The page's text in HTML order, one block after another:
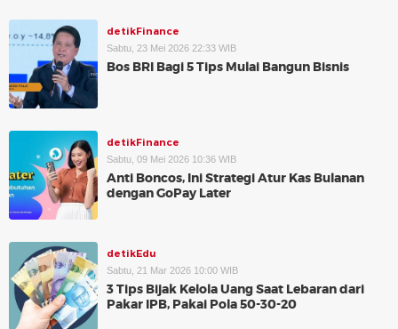
detikFinance
Sabtu, 23 Mei 2026 22:33 WIB
Bos BRI Bagi 5 Tips Mulai Bangun Bisnis
detikFinance
Sabtu, 09 Mei 2026 10:36 WIB
Anti Boncos, Ini Strategi Atur Kas Bulanan
dengan GoPay Later
detikEdu
Sabtu, 21 Mar 2026 10:00 WIB
3 Tips Bijak Kelola Uang Saat Lebaran dari
Pakar IPB, Pakai Pola 50-30-20